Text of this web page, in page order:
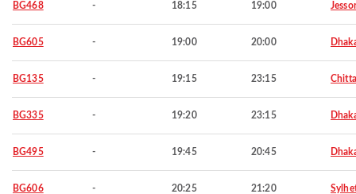
BG468 - 18:15 19:00
BG605 - 19:00 20:00
BG135 - 19:15 23:15
BG335 - 19:20 23:15
BG495 - 19:45 20:45
BG606 - 20:25 21:20